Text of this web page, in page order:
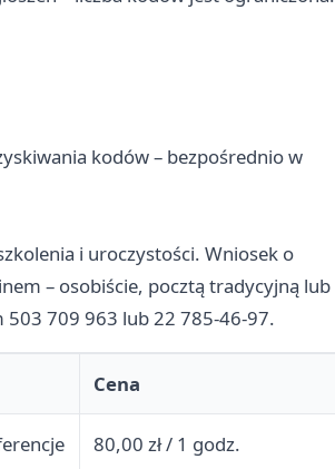
kodów – bezpośrednio w
i uroczystości. Wniosek o
– osobiście, pocztą tradycyjną lub
503 709 963 lub 22 785-46-97.
Cena
80,00 zł / 1 godz.